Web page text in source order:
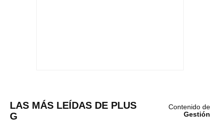
LAS MÁS LEÍDAS DE PLUS
G
Contenido de
Gestión